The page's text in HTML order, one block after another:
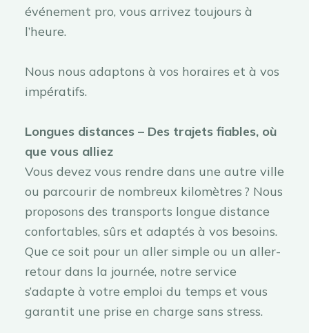
événement pro, vous arrivez toujours à
l’heure.
Nous nous adaptons à vos horaires et à vos
impératifs.
Longues distances – Des trajets fiables, où
que vous alliez
Vous devez vous rendre dans une autre ville
ou parcourir de nombreux kilomètres ? Nous
proposons des transports longue distance
confortables, sûrs et adaptés à vos besoins.
Que ce soit pour un aller simple ou un aller-
retour dans la journée, notre service
s’adapte à votre emploi du temps et vous
garantit une prise en charge sans stress.